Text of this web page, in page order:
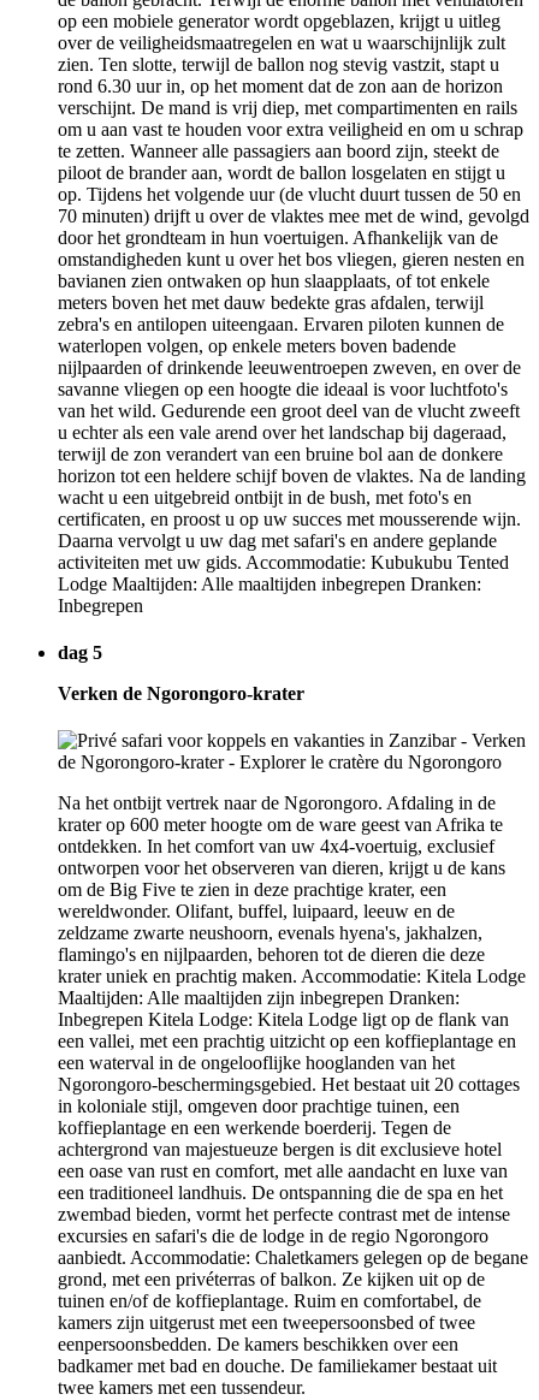
op een mobiele generator wordt opgeblazen, krijgt u uitleg
over de veiligheidsmaatregelen en wat u waarschijnlijk zult
zien. Ten slotte, terwijl de ballon nog stevig vastzit, stapt u
rond 6.30 uur in, op het moment dat de zon aan de horizon
verschijnt. De mand is vrij diep, met compartimenten en rails
om u aan vast te houden voor extra veiligheid en om u schrap
te zetten. Wanneer alle passagiers aan boord zijn, steekt de
piloot de brander aan, wordt de ballon losgelaten en stijgt u
op. Tijdens het volgende uur (de vlucht duurt tussen de 50 en
70 minuten) drijft u over de vlaktes mee met de wind, gevolgd
door het grondteam in hun voertuigen. Afhankelijk van de
omstandigheden kunt u over het bos vliegen, gieren nesten en
bavianen zien ontwaken op hun slaapplaats, of tot enkele
meters boven het met dauw bedekte gras afdalen, terwijl
zebra's en antilopen uiteengaan. Ervaren piloten kunnen de
waterlopen volgen, op enkele meters boven badende
nijlpaarden of drinkende leeuwentroepen zweven, en over de
savanne vliegen op een hoogte die ideaal is voor luchtfoto's
van het wild. Gedurende een groot deel van de vlucht zweeft
u echter als een vale arend over het landschap bij dageraad,
terwijl de zon verandert van een bruine bol aan de donkere
horizon tot een heldere schijf boven de vlaktes. Na de landing
wacht u een uitgebreid ontbijt in de bush, met foto's en
certificaten, en proost u op uw succes met mousserende wijn.
Daarna vervolgt u uw dag met safari's en andere geplande
activiteiten met uw gids. Accommodatie: Kubukubu Tented
Lodge Maaltijden: Alle maaltijden inbegrepen Dranken:
Inbegrepen
dag 5
Verken de Ngorongoro-krater
Na het ontbijt vertrek naar de Ngorongoro. Afdaling in de
krater op 600 meter hoogte om de ware geest van Afrika te
ontdekken. In het comfort van uw 4x4-voertuig, exclusief
ontworpen voor het observeren van dieren, krijgt u de kans
om de Big Five te zien in deze prachtige krater, een
wereldwonder. Olifant, buffel, luipaard, leeuw en de
zeldzame zwarte neushoorn, evenals hyena's, jakhalzen,
flamingo's en nijlpaarden, behoren tot de dieren die deze
krater uniek en prachtig maken. Accommodatie: Kitela Lodge
Maaltijden: Alle maaltijden zijn inbegrepen Dranken:
Inbegrepen Kitela Lodge: Kitela Lodge ligt op de flank van
een vallei, met een prachtig uitzicht op een koffieplantage en
een waterval in de ongelooflijke hooglanden van het
Ngorongoro-beschermingsgebied. Het bestaat uit 20 cottages
in koloniale stijl, omgeven door prachtige tuinen, een
koffieplantage en een werkende boerderij. Tegen de
achtergrond van majestueuze bergen is dit exclusieve hotel
een oase van rust en comfort, met alle aandacht en luxe van
een traditioneel landhuis. De ontspanning die de spa en het
zwembad bieden, vormt het perfecte contrast met de intense
excursies en safari's die de lodge in de regio Ngorongoro
aanbiedt. Accommodatie: Chaletkamers gelegen op de begane
grond, met een privéterras of balkon. Ze kijken uit op de
tuinen en/of de koffieplantage. Ruim en comfortabel, de
kamers zijn uitgerust met een tweepersoonsbed of twee
eenpersoonsbedden. De kamers beschikken over een
badkamer met bad en douche. De familiekamer bestaat uit
twee kamers met een tussendeur.